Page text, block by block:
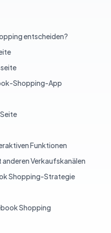
entscheiden?
Shopping-App
Funktionen
Verkaufskanälen
Shopping-Strategie
Shopping